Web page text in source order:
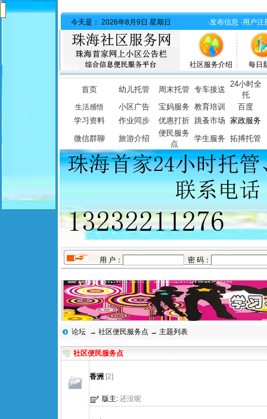
今天是： 2026年8月9日 星期日 ·发布信息 ·用户注
社区服务介绍 每日
首页 幼儿托管 周末托管 专车接送
24小时全
托
生活感悟 小区广告 宝妈服务 教育培训
百度
学习资料
作业同步 优惠打折 跳蚤市场 家政服务
微信群聊
旅游介绍
便民服务
点
学生服务 拓搏托管
用 户： 密 码：
论坛→ 社区便民服务点 → 主题列表
社区便民服务点
香洲 [2]
版主: 还没呢